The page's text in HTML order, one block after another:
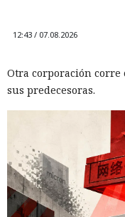
12:43 / 07.08.2026
Otra corporación
sus predecesoras.